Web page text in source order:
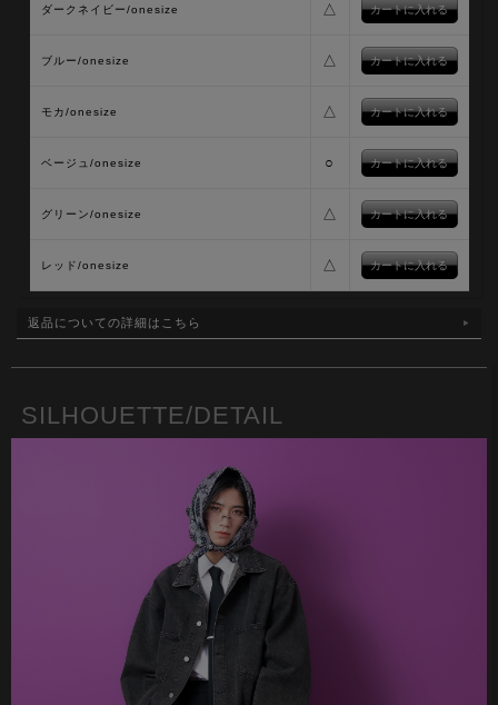
ダークネイビー/onesize △
ブルー/onesize △
モカ/onesize △
ベージュ/onesize ○
グリーン/onesize △
レッド/onesize △
返品についての詳細はこちら
SILHOUETTE/DETAIL